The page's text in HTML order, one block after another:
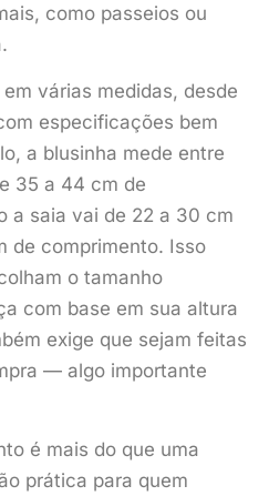
como passeios ou
várias medidas, desde
especificações bem
a blusinha mede entre
35 a 44 cm de
a saia vai de 22 a 30 cm
de comprimento. Isso
o tamanho
com base em sua altura
exige que sejam feitas
— algo importante
é mais do que uma
prática para quem